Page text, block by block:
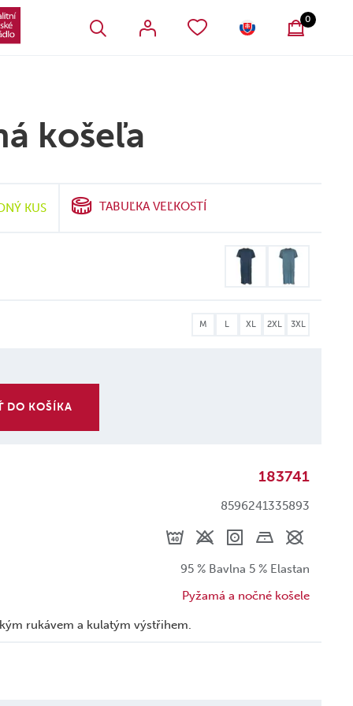
0
SLOVENSKO
košeľa
KUS TABUĽKA VEĽKOSTÍ
M L XL 2XL 3XL
DO KOŠÍKA
183741
8596241335893
95 % Bavlna 5 % Elastan
Pyžamá a nočné košele
rukávem a kulatým výstřihem.